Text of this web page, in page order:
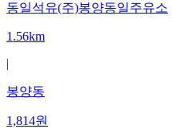
동일석유(주)봉양동일주유소
1.56km
|
봉양동
1,814원